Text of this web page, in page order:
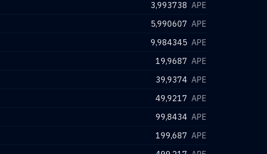
3,993738 APE
5,990607 APE
9,984345 APE
19,9687 APE
39,9374 APE
49,9217 APE
99,8434 APE
199,687 APE